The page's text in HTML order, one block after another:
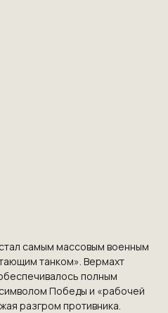
самым массовым военным
танком». Вермахт
полным
Победы и «рабочей
разгром противника.